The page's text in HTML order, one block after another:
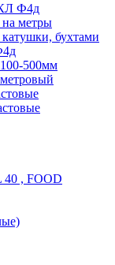
Ф4д
на метры
бухтами
500мм
, FOOD